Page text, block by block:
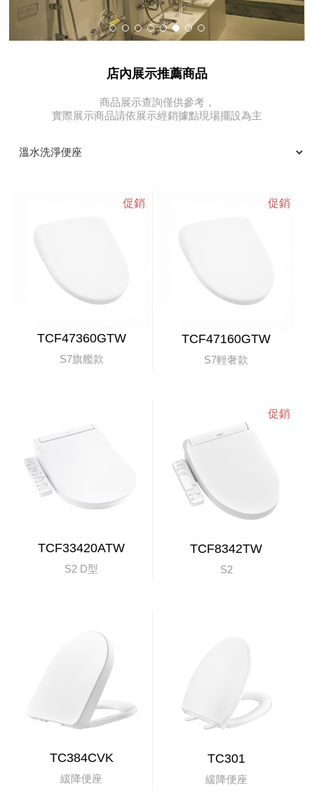
店內展示推薦商品
商品展示查詢僅供參考，
實際展示商品請依展示經銷據點現場擺設為主
TCF47360GTW
S7旗艦款
TCF47160GTW
S7輕奢款
TCF33420ATW
S2 D型
TCF8342TW
S2
TC384CVK
緩降便座
TC301
緩降便座